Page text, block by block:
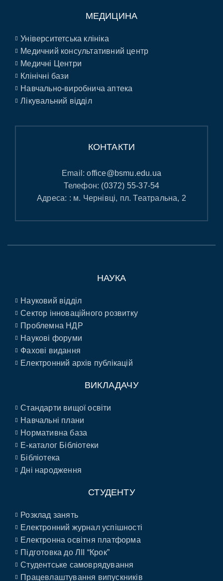
МЕДИЦИНА
Університетська клініка
Медичний консультативний центр
Медичні Центри
Клінічні бази
Навчально-виробнича аптека
Лікувальний відділ
КОНТАКТИ
Email:office@bsmu.edu.ua
Телефон: (0372) 55-37-54
Адреса: : м. Чернівці, пл. Театральна, 2
НАУКА
Науковий відділ
Сектор інноваційного розвитку
Проблемна НДР
Наукові форуми
Фахові видання
Електронний архів публікацій
ВИКЛАДАЧУ
Стандарти вищої освіти
Навчальні плани
Нормативна база
E-каталог Бібліотеки
Бібліотека
Дні народження
СТУДЕНТУ
Розклад занять
Електронний журнал успішності
Електронна освітня платформа
Підготовка до ЛІІ “Крок”
Студентське самоврядування
Працевлаштування випускників